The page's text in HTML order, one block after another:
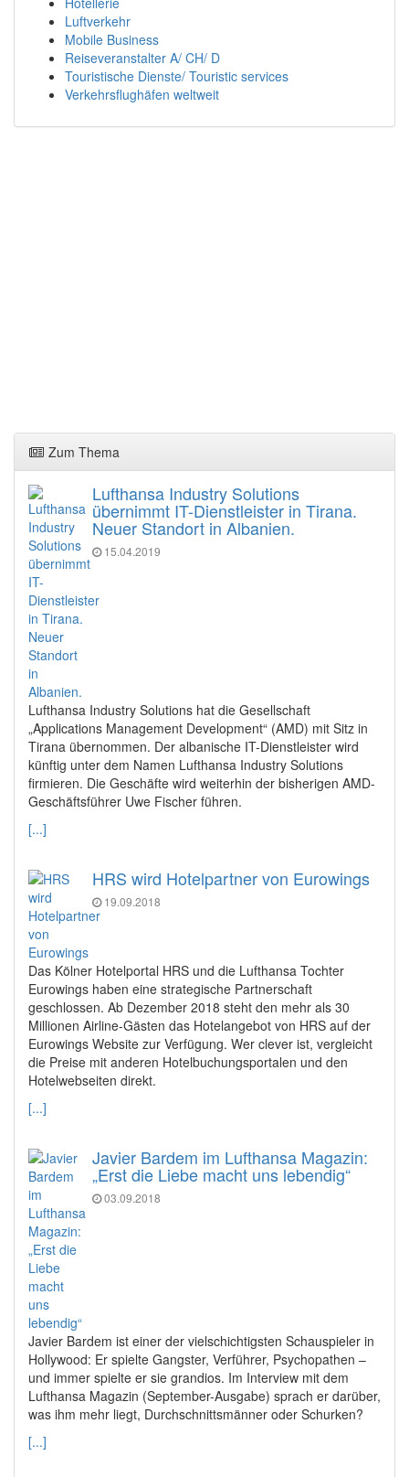
Luftverkehr
Mobile Business
Reiseveranstalter A/ CH/ D
Touristische Dienste/ Touristic services
Verkehrsflughäfen weltweit
Zum Thema
Lufthansa Industry Solutions
übernimmt IT-Dienstleister in Tirana.
Neuer Standort in Albanien.
15.04.2019
Lufthansa Industry Solutions hat die Gesellschaft
„Applications Management Development“ (AMD) mit Sitz in
Tirana übernommen. Der albanische IT-Dienstleister wird
künftig unter dem Namen Lufthansa Industry Solutions
firmieren. Die Geschäfte wird weiterhin der bisherigen AMD-
Geschäftsführer Uwe Fischer führen.
[...]
HRS wird Hotelpartner von Eurowings
19.09.2018
Das Kölner Hotelportal HRS und die Lufthansa Tochter
Eurowings haben eine strategische Partnerschaft
geschlossen. Ab Dezember 2018 steht den mehr als 30
Millionen Airline-Gästen das Hotelangebot von HRS auf der
Eurowings Website zur Verfügung. Wer clever ist, vergleicht
die Preise mit anderen Hotelbuchungsportalen und den
Hotelwebseiten direkt.
[...]
Javier Bardem im Lufthansa Magazin:
„Erst die Liebe macht uns lebendig“
03.09.2018
Javier Bardem ist einer der vielschichtigsten Schauspieler in
Hollywood: Er spielte Gangster, Verführer, Psychopathen –
und immer spielte er sie grandios. Im Interview mit dem
Lufthansa Magazin (September-Ausgabe) sprach er darüber,
was ihm mehr liegt, Durchschnittsmänner oder Schurken?
[...]